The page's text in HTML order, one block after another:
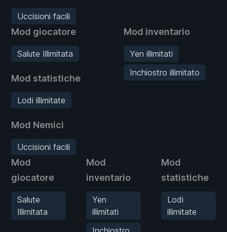
Uccisioni facili
Mod giocatore
Salute Illimitata
Mod statistiche
Lodi illimitate
Mod Nemici
Uccisioni facili
Mod inventario
Yen illimitati
Inchiostro illimitato
Mod
giocatore
Salute
Illimitata
Mod
inventario
Yen
illimitati
Mod
statistiche
Lodi
illimitate